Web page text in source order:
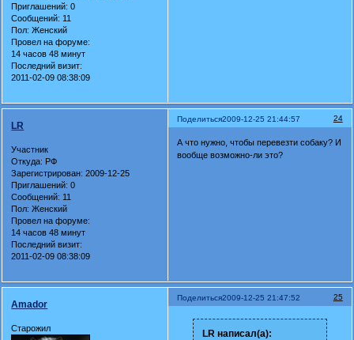
Приглашений: 0
Сообщений: 11
Пол: Женский
Провел на форуме:
14 часов 48 минут
Последний визит:
2011-02-09 08:38:09
Поделиться 24
2009-12-25 21:44:57
LR
Участник
Откуда: РФ
Зарегистрирован: 2009-12-25
Приглашений: 0
Сообщений: 11
Пол: Женский
Провел на форуме:
14 часов 48 минут
Последний визит:
2011-02-09 08:38:09
А что нужно, чтобы перевезти собаку? И
вообще возможно-ли это?
Поделиться 25
2009-12-25 21:47:52
Amador
Старожил LR написал(а):